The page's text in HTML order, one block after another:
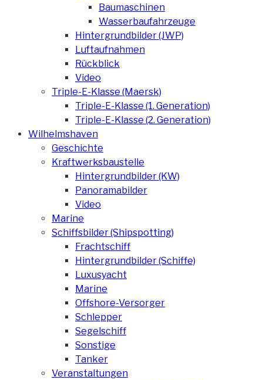
Baumaschinen
Wasserbaufahrzeuge
Hintergrundbilder (JWP)
Luftaufnahmen
Rückblick
Video
Triple-E-Klasse (Maersk)
Triple-E-Klasse (1. Generation)
Triple-E-Klasse (2. Generation)
Wilhelmshaven
Geschichte
Kraftwerksbaustelle
Hintergrundbilder (KW)
Panoramabilder
Video
Marine
Schiffsbilder (Shipspotting)
Frachtschiff
Hintergrundbilder (Schiffe)
Luxusyacht
Marine
Offshore-Versorger
Schlepper
Segelschiff
Sonstige
Tanker
Veranstaltungen